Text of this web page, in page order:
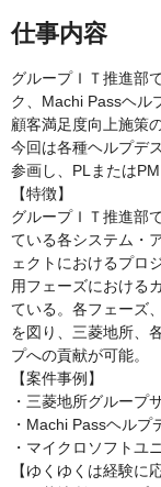
仕事内容
グループＩＴ推進部
ク、Machi Passヘル
顧客満足度向上施策
今回は各種ヘルプデ
参画し、PLまたは
【特徴】
グループＩＴ推進部
ている各システム・
ェクトにおけるプロ
用フェーズにおける
ている。各フェーズ
を図り、三菱地所、
プへの貢献が可能。
【案件事例】
・三菱地所グループ
・Machi Passヘル
・マイクロソフトユ
【ゆくゆくは経験に